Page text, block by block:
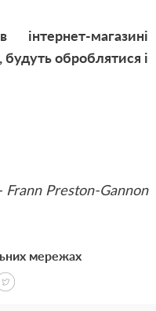
магазині
оброблятися і
Frann Preston-Gannon
мережах